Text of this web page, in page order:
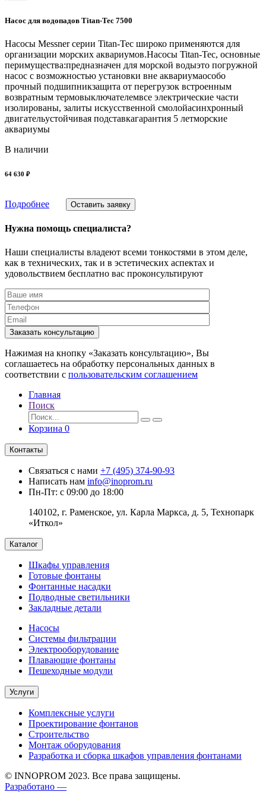
Насос для водопадов Titan-Tec 7500
Насосы Messner серии Titan-Tec широко применяются для
организации морских аквариумов.Насосы Titan-Tec, основные
перимущества:предназначен для морской водыэто погружной
насос с возможностью установки вне аквариумаособо
прочный подшипникзащита от перегрузок встроенным
возвратным термовыключателемвсе электрические части
изолированы, залиты искусственной смолойасинхронный
двигательустойчивая подставкагарантия 5 летморские
аквариумы
В наличии
64 630 ₽
Подробнее Оставить заявку
Нужна помощь специалиста?
Наши специалисты владеют всеми тонкостями в этом деле,
как в технических, так и в эстетических аспектах и
удовольствием бесплатно вас проконсультируют
Заказать консультацию
Нажимая на кнопку «Заказать консультацию», Вы
соглашаетесь на обработку персональных данных в
соответствии с пользовательским соглашением
Главная
Поиск
Корзина 0
Контакты
Связаться с нами +7 (495) 374-90-93
Написать нам info@inoprom.ru
Пн-Пт: с 09:00 до 18:00
140102, г. Раменское, ул. Карла Маркса, д. 5, Технопарк
«Иткол»
Каталог
Шкафы управления
Готовые фонтаны
Фонтанные насадки
Подводные светильники
Закладные детали
Насосы
Системы фильтрации
Электрооборудование
Плавающие фонтаны
Пешеходные модули
Услуги
Комплексные услуги
Проектирование фонтанов
Строительство
Монтаж оборудования
Разработка и сборка шкафов управления фонтанами
© INNOPROM 2023. Все права защищены.
Разработано —